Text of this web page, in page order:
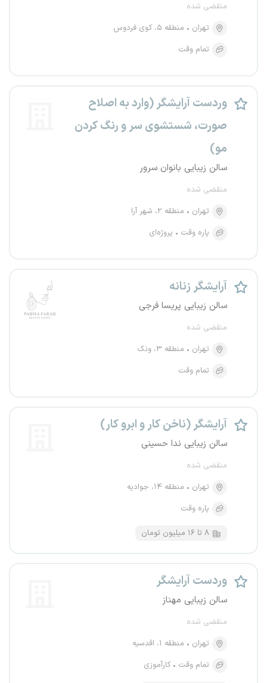
منقضی شده
تهران
منطقه ۵، کوی فردوس
تمام وقت
وردست آرایشگر (وارد به اصلاح
صورت، شستشوی سر و رنگ کردن
مو)
سالن زیبایی بانوان سرور
منقضی شده
تهران
منطقه ۲، شهر آرا
پاره وقت
پروژه‌ای
آرایشگر زنانه
سالن زیبایی پریسا فرجی
منقضی شده
تهران
منطقه ۳، ونک
تمام وقت
آرایشگر (ناخن کار و ابرو کار)
سالن زیبایی ندا حسینی
منقضی شده
تهران
منطقه ۱۴، جوادیه
پاره وقت
۸ تا ۱۶ میلیون تومان
وردست آرایشگر
سالن زیبایی مهناز
منقضی شده
تهران
منطقه ۱، اقدسیه
تمام وقت
کارآموزی